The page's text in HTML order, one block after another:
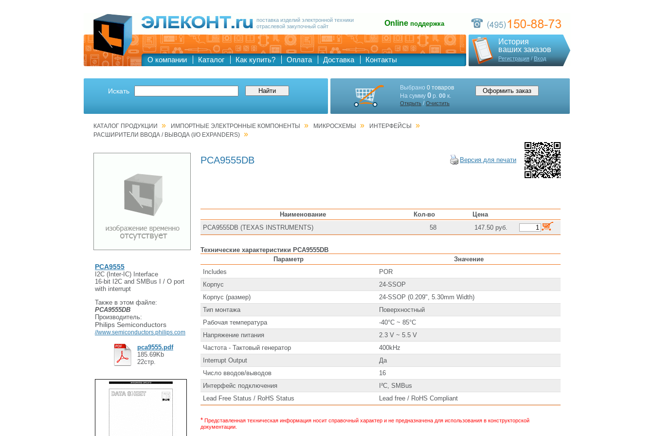
поставка изделий электронной техники
отраслевой закупочный сайт
Online поддержка
О компании Каталог Как купить? Оплата Доставка Контакты
История
ваших заказов
Регистрация/Вход
Искать Выбрано 0 товаров
На сумму 0 р. 00 к.
Открыть /Очистить
КАТАЛОГ ПРОДУКЦИИ » ИМПОРТНЫЕ ЭЛЕКТРОННЫЕ КОМПОНЕНТЫ » МИКРОСХЕМЫ » ИНТЕРФЕЙСЫ »
РАСШИРИТЕЛИ ВВОДА / ВЫВОДА (I/O EXPANDERS) »
PCA9555DB Версия для печати
Наименование Кол-во
Цена
PCA9555DB (TEXAS INSTRUMENTS)
58 147.50 руб.
Технические характеристики PCA9555DB
Параметр
Значение
Includes
POR
Корпус
24-SSOP
Корпус (размер)
24-SSOP (0.209", 5.30mm Width)
Тип монтажа
Поверхностный
Рабочая температура
-40°C ~ 85°C
Напряжение питания
2.3 V ~ 5.5 V
Частота - Тактовый генератор
400kHz
Interrupt Output
Да
Число вводов/выводов
16
Интерфейс подключения
I²C, SMBus
Lead Free Status / RoHS Status
Lead free / RoHS Compliant
* Представленная техническая информация носит справочный характер и не предназначена для использования в конструкторской
документации.
PCA9555
I2C (Inter-IC) Interface
16-bit I2C and SMBus I / O port
with interrupt
Также в этом файле:
PCA9555DB
Производитель:
Philips Semiconductors
//www.semiconductors.philips.com
pca9555.pdf
185.69Kb
22стр.